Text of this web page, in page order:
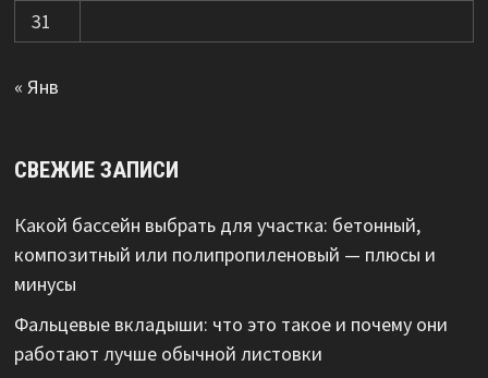
31
« Янв
СВЕЖИЕ ЗАПИСИ
Какой бассейн выбрать для участка: бетонный,
композитный или полипропиленовый — плюсы и
минусы
Фальцевые вкладыши: что это такое и почему они
работают лучше обычной листовки